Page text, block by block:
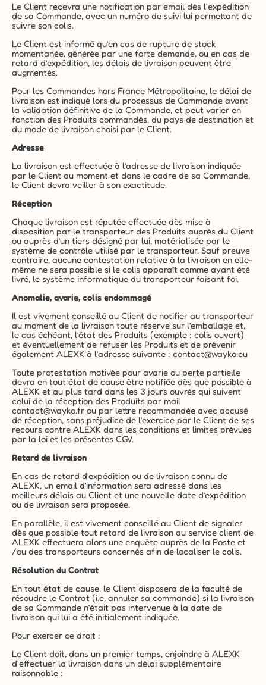
Le Client recevra une notification par email dès l'expédition
de sa Commande, avec un numéro de suivi lui permettant de
suivre son colis.
Le Client est informé qu’en cas de rupture de stock
momentanée, générée par une forte demande, ou en cas de
retard d’expédition, les délais de livraison peuvent être
augmentés.
Pour les Commandes hors France Métropolitaine, le délai de
livraison est indiqué lors du processus de Commande avant
la validation définitive de la Commande, et peut varier en
fonction des Produits commandés, du pays de destination et
du mode de livraison choisi par le Client.
Adresse
La livraison est effectuée à l’adresse de livraison indiquée
par le Client au moment et dans le cadre de sa Commande,
le Client devra veiller à son exactitude.
Réception
Chaque livraison est réputée effectuée dès mise à
disposition par le transporteur des Produits auprès du Client
ou auprès d’un tiers désigné par lui, matérialisée par le
système de contrôle utilisé par le transporteur. Sauf preuve
contraire, aucune contestation relative à la livraison en elle-
même ne sera possible si le colis apparaît comme ayant été
livré, le système informatique du transporteur faisant foi.
Anomalie, avarie, colis endommagé
Il est vivement conseillé au Client de notifier au transporteur
au moment de la livraison toute réserve sur l’emballage et,
le cas échéant, l’état des Produits (exemple : colis ouvert)
et éventuellement de refuser les Produits et de prévenir
également ALEXK à l’adresse suivante : contact@wayko.eu
Toute protestation motivée pour avarie ou perte partielle
devra en tout état de cause être notifiée dès que possible à
ALEXK et au plus tard dans les 3 jours ouvrés qui suivent
contact@wayko.fr ou par lettre recommandée avec accusé
de réception, sans préjudice de l’exercice par le Client de ses
recours contre ALEXK dans les conditions et limites prévues
par la loi et les présentes CGV.
Retard de livraison
En cas de retard d’expédition ou de livraison connu de
ALEXK, un email d’information sera adressé dans les
meilleurs délais au Client et une nouvelle date d’expédition
ou de livraison sera proposée.
En parallèle, il est vivement conseillé au Client de signaler
dès que possible tout retard de livraison au service client de
ALEXK effectuera alors une enquête auprès de la Poste et
/ou des transporteurs concernés afin de localiser le colis.
Résolution du Contrat
En tout état de cause, le Client disposera de la faculté de
résoudre le Contrat (i.e. annuler sa commande) si la livraison
de sa Commande n’était pas intervenue à la date de
livraison qui lui a été initialement indiquée.
Pour exercer ce droit :
Le Client doit, dans un premier temps, enjoindre à ALEXK
d'effectuer la livraison dans un délai supplémentaire
raisonnable :